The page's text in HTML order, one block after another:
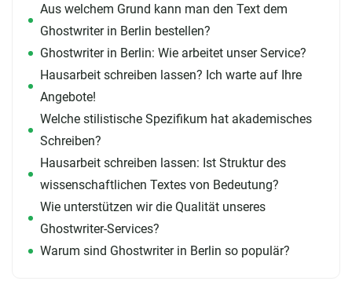
Aus welchem Grund kann man den Text dem
Ghostwriter in Berlin bestellen?
Ghostwriter in Berlin: Wie arbeitet unser Service?
Hausarbeit schreiben lassen? Ich warte auf Ihre
Angebote!
Welche stilistische Spezifikum hat akademisches
Schreiben?
Hausarbeit schreiben lassen: Ist Struktur des
wissenschaftlichen Textes von Bedeutung?
Wie unterstützen wir die Qualität unseres
Ghostwriter-Services?
Warum sind Ghostwriter in Berlin so populär?